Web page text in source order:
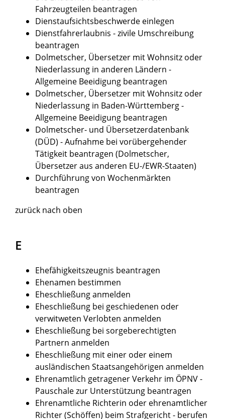
Fahrzeugteilen beantragen
Dienstaufsichtsbeschwerde einlegen
Dienstfahrerlaubnis - zivile Umschreibung
beantragen
Dolmetscher, Übersetzer mit Wohnsitz oder
Niederlassung in anderen Ländern -
Allgemeine Beeidigung beantragen
Dolmetscher, Übersetzer mit Wohnsitz oder
Niederlassung in Baden-Württemberg -
Allgemeine Beeidigung beantragen
Dolmetscher- und Übersetzerdatenbank
(DÜD) - Aufnahme bei vorübergehender
Tätigkeit beantragen (Dolmetscher,
Übersetzer aus anderen EU-/EWR-Staaten)
Durchführung von Wochenmärkten
beantragen
zurück nach oben
E
Ehefähigkeitszeugnis beantragen
Ehenamen bestimmen
Eheschließung anmelden
Eheschließung bei geschiedenen oder
verwitweten Verlobten anmelden
Eheschließung bei sorgeberechtigten
Partnern anmelden
Eheschließung mit einer oder einem
ausländischen Staatsangehörigen anmelden
Ehrenamtlich getragener Verkehr im ÖPNV -
Pauschale zur Unterstützung beantragen
Ehrenamtliche Richterin oder ehrenamtlicher
Richter (Schöffen) beim Strafgericht - berufen